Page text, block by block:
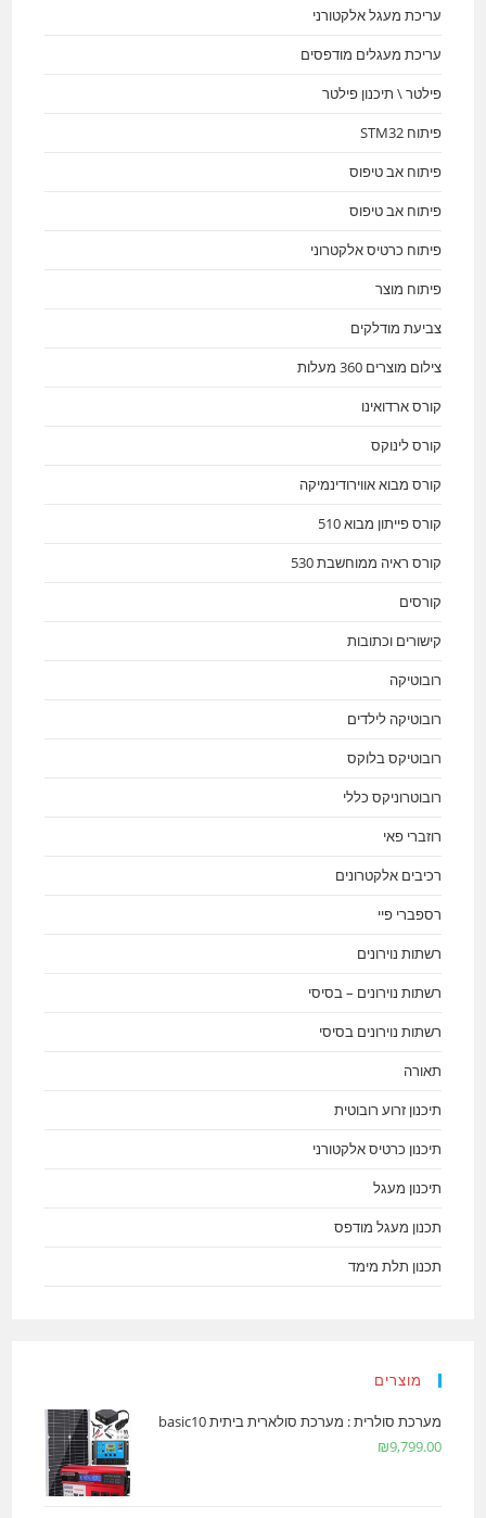
עריכת מעגל אלקטורני
עריכת מעגלים מודפסים
פילטר \ תיכנון פילטר
פיתוח STM32
פיתוח אב טיפוס
פיתוח אב טיפוס
פיתוח כרטיס אלקטרוני
פיתוח מוצר
צביעת מודלקים
צילום מוצרים 360 מעלות
קורס ארדואינו
קורס לינוקס
קורס מבוא אווירודינמיקה
קורס פייתון מבוא 510
קורס ראיה ממוחשבת 530
קורסים
קישורים וכתובות
רובוטיקה
רובוטיקה לילדים
רובוטיקס בלוקס
רובוטרוניקס כללי
רוזברי פאי
רכיבים אלקטרונים
רספברי פיי
רשתות נוירונים
רשתות נוירונים – בסיסי
רשתות נוירונים בסיסי
תאורה
תיכנון זרוע רובוטית
תיכנון כרטיס אלקטורני
תיכנון מעגל
תכנון מעגל מודפס
תכנון תלת מימד
מוצרים
מערכת סולרית : מערכת סולארית ביתית basic10
₪9,799.00